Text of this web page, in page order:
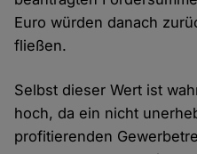
Euro würden danach
fließen.
Selbst dieser Wert ist
hoch, da ein nicht
profitierenden